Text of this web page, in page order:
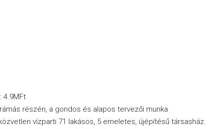
4.9MFt
részén, a gondos és alapos tervezői munka
vízparti 71 lakásos, 5 emeletes, újépítésű társasház.